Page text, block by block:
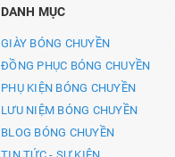
DANH MỤC
GIÀY BÓNG CHUYỀN
ĐỒNG PHỤC BÓNG CHUYỀN
PHỤ KIỆN BÓNG CHUYỀN
LƯU NIỆM BÓNG CHUYỀN
BLOG BÓNG CHUYỀN